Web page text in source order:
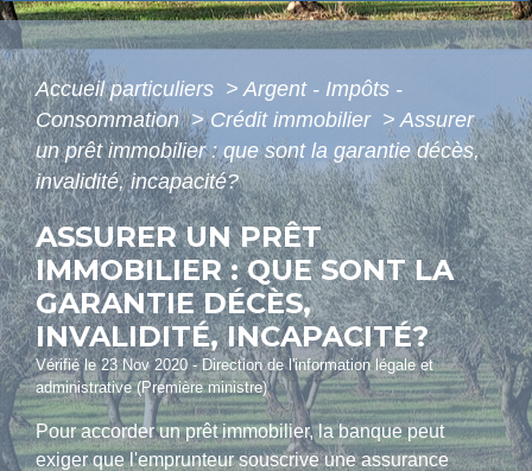
Accueil particuliers > Argent - Impôts -
Consommation> Crédit immobilier > Assurer
un prêt immobilier : que sont la garantie décès,
invalidité, incapacité?
ASSURER UN PRÊT
IMMOBILIER : QUE SONT LA
GARANTIE DÉCÈS,
INVALIDITÉ, INCAPACITÉ?
Vérifié le 23 Nov 2020 - Direction de l'information légale et
administrative (Première ministre)
Pour accorder un prêt immobilier, la banque peut
exiger que l'emprunteur souscrive une assurance